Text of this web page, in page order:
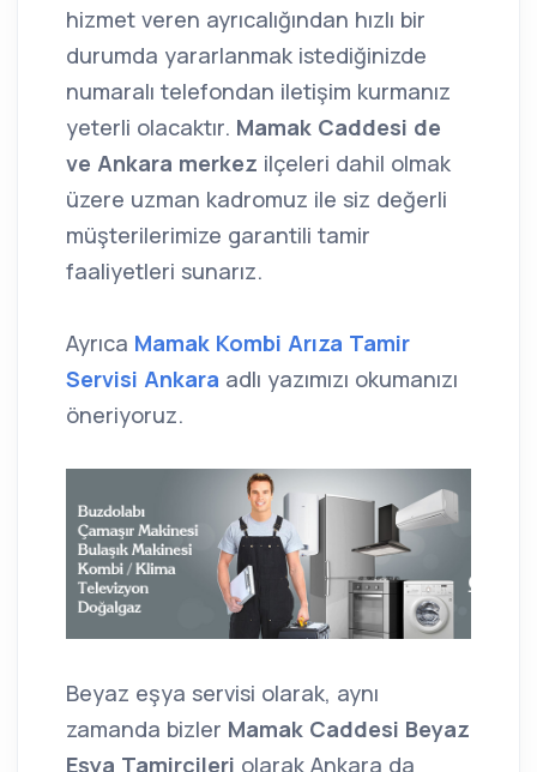
hizmet veren ayrıcalığından hızlı bir
durumda yararlanmak istediğinizde
numaralı telefondan iletişim kurmanız
yeterli olacaktır. Mamak Caddesi de
ve Ankara merkez ilçeleri dahil olmak
üzere uzman kadromuz ile siz değerli
müşterilerimize garantili tamir
faaliyetleri sunarız.
Ayrıca Mamak Kombi Arıza Tamir
Servisi Ankara adlı yazımızı okumanızı
öneriyoruz.
Beyaz eşya servisi olarak, aynı
zamanda bizler Mamak Caddesi Beyaz
Eşya Tamircileri olarak Ankara da